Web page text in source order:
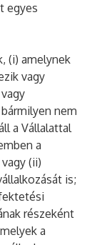
egyes
(i) amelynek
vagy
nem
a Vállalattal
a
(ii)
is;
részeként
a